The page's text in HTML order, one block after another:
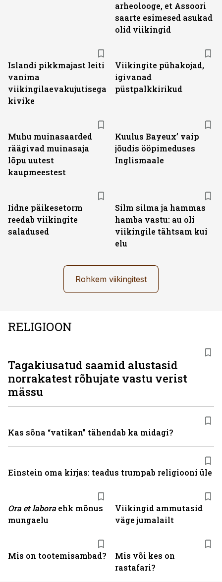
arheolooge, et Assoori
saarte esimesed asukad
olid viikingid
Islandi pikkmajast leiti
vanima
viikingilaevakujutisega
kivike
Viikingite pühakojad,
igivanad
püstpalkkirikud
Muhu muinasaarded
räägivad muinasaja
lõpu uutest
kaupmeestest
Kuulus Bayeux’ vaip
jõudis ööpimeduses
Inglismaale
Iidne päikesetorm
reedab viikingite
saladused
Silm silma ja hammas
hamba vastu: au oli
viikingile tähtsam kui
elu
Rohkem viikingitest
RELIGIOON
Ora et laboraehk mõnus
mungaelu
Viikingid ammutasid
väge jumalailt
Mis on tootemisambad?
Mis või kes on
rastafari?
Tagakiusatud saamid alustasid
norrakatest rõhujate vastu verist
mässu
Kas sõna “vatikan” tähendab ka midagi?
Einstein oma kirjas: teadus trumpab religiooni üle